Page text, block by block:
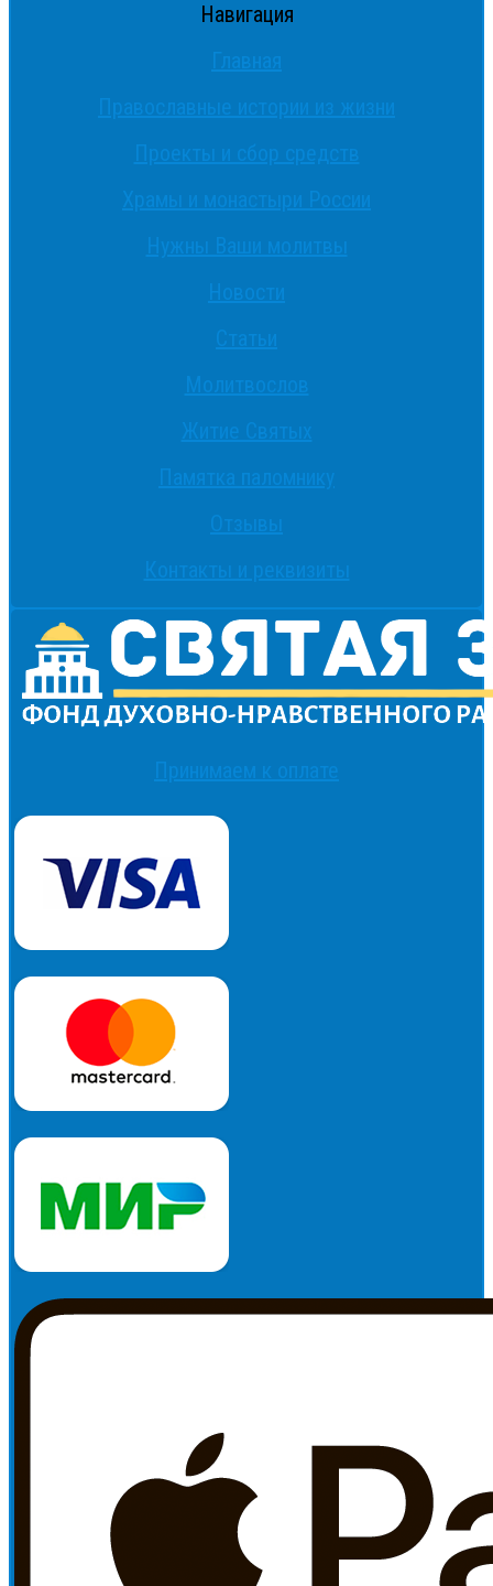
Навигация
Главная
Православные истории из жизни
Проекты и сбор средств
Храмы и монастыри России
Нужны Ваши молитвы
Новости
Статьи
Молитвослов
Житие Святых
Памятка паломнику
Отзывы
Контакты и реквизиты
Принимаем к оплате